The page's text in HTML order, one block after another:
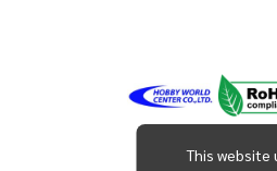
This